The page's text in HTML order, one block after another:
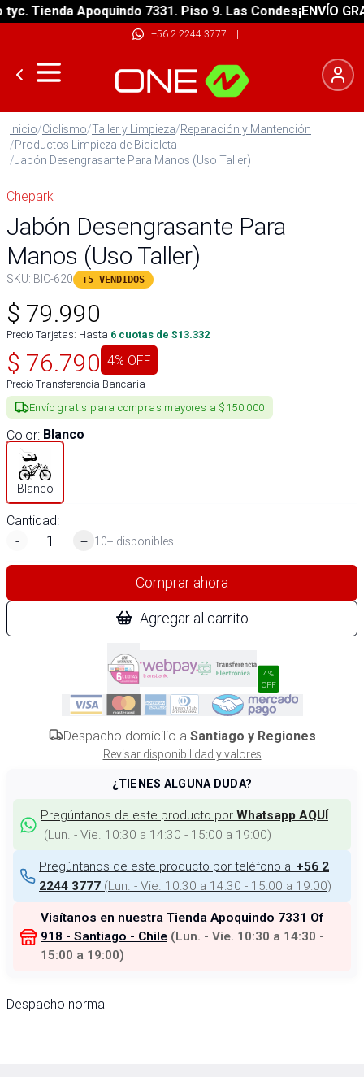
Apoquindo 7331. Piso 9. Las Condes¡ENVÍO
+56 2 2244 3777 |
Inicio/Ciclismo/Taller y Limpieza/Reparación y Mantención
/Productos Limpieza de Bicicleta
/Jabón Desengrasante Para Manos (Uso Taller)
Chepark
Jabón Desengrasante Para
Manos (Uso Taller)
SKU: BIC-620 +5 VENDIDOS
$ 79.990
Precio Tarjetas: Hasta 6 cuotas de $13.332
$ 76.790 4% OFF
Precio Transferencia Bancaria
Envío gratis para compras mayores a $150.000
Color: Blanco
Blanco
Cantidad:
-
+ 10+ disponibles
Comprar ahora
Agregar al carrito
4%
OFF
Despacho domicilio a Santiago y Regiones
Revisar disponibilidad y valores
¿TIENES ALGUNA DUDA?
Pregúntanos de este producto por Whatsapp AQUÍ
(Lun. - Vie. 10:30 a 14:30 - 15:00 a 19:00)
Pregúntanos de este producto por teléfono al +56 2
2244 3777 (Lun. - Vie. 10:30 a 14:30 - 15:00 a 19:00)
Visítanos en nuestra Tienda Apoquindo 7331 Of
918 - Santiago - Chile (Lun. - Vie. 10:30 a 14:30 -
15:00 a 19:00)
Despacho normal